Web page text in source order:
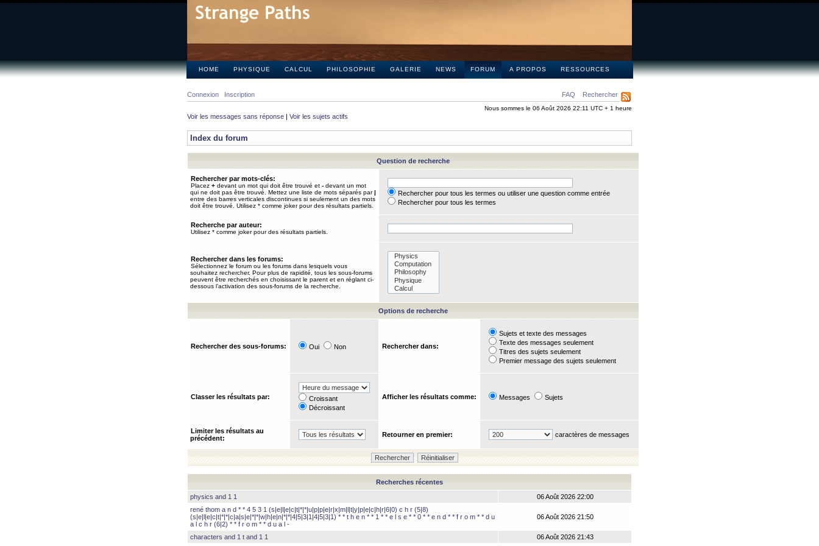
HOME PHYSIQUE CALCUL PHILOSOPHIE GALERIE NEWS FORUM A PROPOS RESSOURCES
FAQ Rechercher
Connexion Inscription
Nous sommes le 06 Août 2026 22:11 UTC + 1 heure
Voir les messages sans réponse | Voir les sujets actifs
Index du forum
Question de recherche
Rechercher par mots-clés:
Placez + devant un mot qui doit être trouvé et - devant un mot
qui ne doit pas être trouvé. Mettez une liste de mots séparés par|
entre des barres verticales discontinues si seulement un des mots
doit être trouvé. Utilisez * comme joker pour des résultats partiels.
Rechercher pour tous les termes ou utiliser une question comme entrée
Rechercher pour tous les termes
Recherche par auteur:
Utilisez * comme joker pour des résultats partiels.
Rechercher dans les forums:
Sélectionnez le forum ou les forums dans lesquels vous
souhaitez rechercher. Pour plus de rapidité, tous les sous-forums
peuvent être recherchés en choisissant le parent et en réglant ci-
dessous l’activation des sous-forums de la recherche.
Options de recherche
Rechercher des sous-forums: Oui Non Rechercher dans:
Sujets et texte des messages
Texte des messages seulement
Titres des sujets seulement
Premier message des sujets seulement
Classer les résultats par:
Croissant
Décroissant
Afficher les résultats comme: Messages Sujets
Limiter les résultats au
précédent:
Retourner en premier: caractères de messages
Recherches récentes
physics and 1 1
06 Août 2026 22:00
rené thom a n d * * 4 5 3 1 (s|e|l|e|c|t|*|*|u|p|p|e|r|x|m|l|t|y|p|e|c|h|r|6|0) c h r (5|8)
(s|e|l|e|c|t|*|*|c|a|s|e|*|*|w|h|e|n|*|*|4|5|3|1|4|5|3|1) * * t h e n * * 1 * * e l s e * * 0 * * e n d * * f r o m * * d u
a l c h r (6|2) * * f r o m * * d u a l -
06 Août 2026 21:50
characters and 1 t and 1 1 06 Août 2026 21:43